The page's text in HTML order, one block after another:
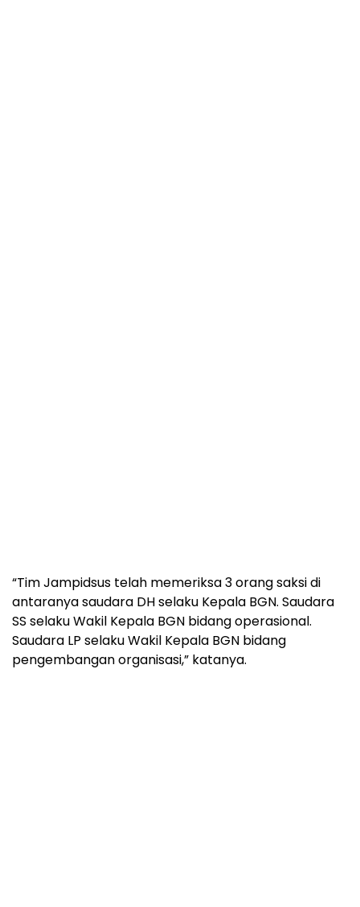
“Tim Jampidsus telah memeriksa 3 orang saksi di
antaranya saudara DH selaku Kepala BGN. Saudara
SS selaku Wakil Kepala BGN bidang operasional.
Saudara LP selaku Wakil Kepala BGN bidang
pengembangan organisasi,” katanya.